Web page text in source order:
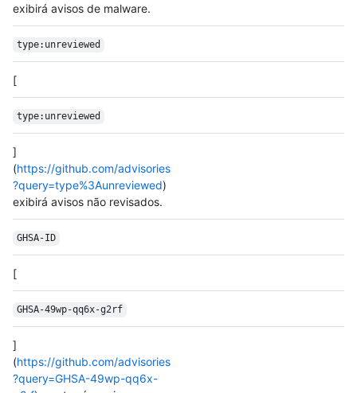
exibirá avisos de malware.
type:unreviewed
[
type:unreviewed
]
(https://github.com/advisories
?query=type%3Aunreviewed)
exibirá avisos não revisados.
GHSA-ID
[
GHSA-49wp-qq6x-g2rf
]
(https://github.com/advisories
?query=GHSA-49wp-qq6x-